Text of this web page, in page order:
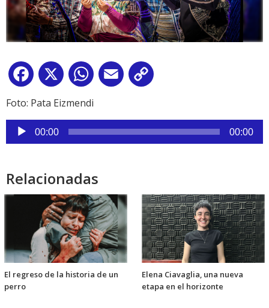
Facebook
X WhatsApp
Email
Foto: Pata Eizmendi
Reproductor
de
00:00 00:00
Relacionadas
El regreso de la historia de un
perro
Elena Ciavaglia, una nueva
etapa en el horizonte